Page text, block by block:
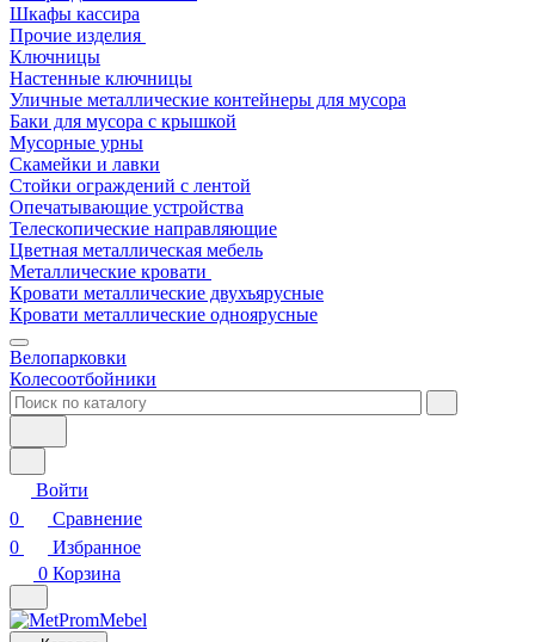
Шкафы кассира
Прочие изделия
Ключницы
Настенные ключницы
Уличные металлические контейнеры для мусора
Баки для мусора с крышкой
Мусорные урны
Скамейки и лавки
Стойки ограждений с лентой
Опечатывающие устройства
Телескопические направляющие
Цветная металлическая мебель
Металлические кровати
Кровати металлические двухъярусные
Кровати металлические одноярусные
Велопарковки
Колесоотбойники
Войти
0
Сравнение
0
Избранное
0 Корзина